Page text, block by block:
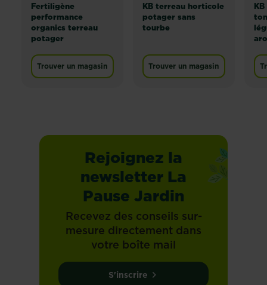
Fertiligène
performance
organics terreau
potager
Trouver un magasin
KB terreau horticole
potager sans
tourbe
Trouver un magasin
Rejoignez la
newsletter La
Pause Jardin
Recevez des conseils sur-
mesure directement dans
votre boîte mail
S'inscrire